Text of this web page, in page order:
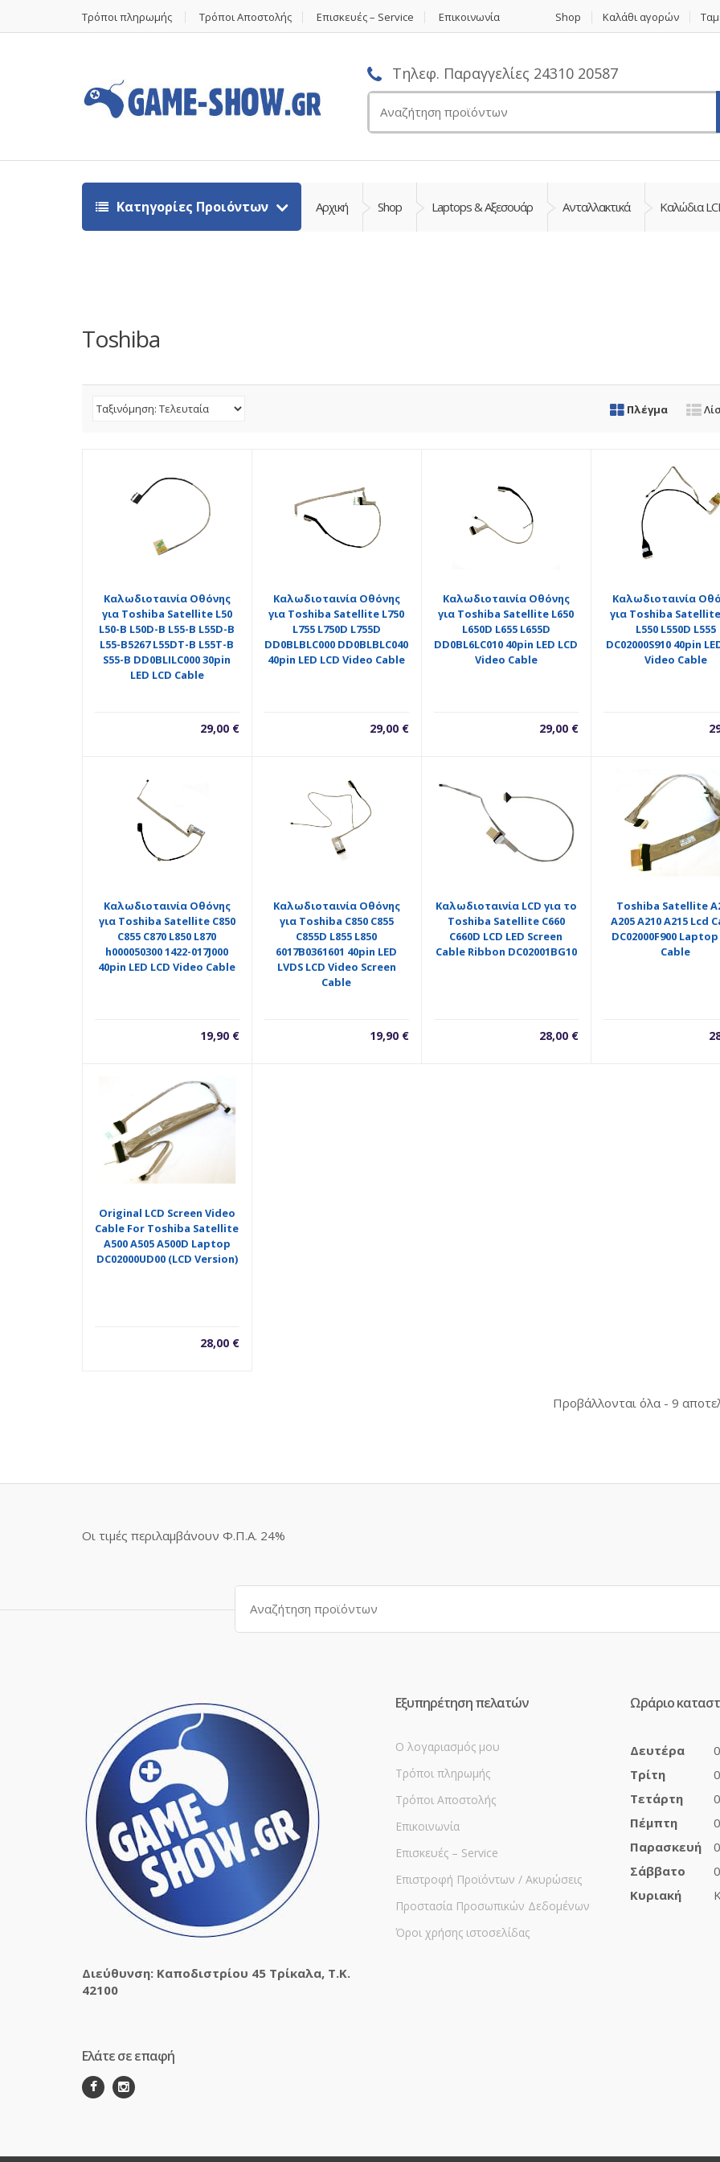
Τρόποι πληρωμής Τρόποι Αποστολής Επισκευές – Service Επικοινωνία Shop Καλάθι αγορών
Τηλεφ. Παραγγελίες 24310 20587
για:
Κατηγορίες Προιόντων Αρχική Shop Laptops & Αξεσουάρ Ανταλλακτικά Καλώδια
Toshiba
Πλέγμα
Καλωδιοταινία Οθόνης
για Toshiba Satellite L50
L50-B L50D-B L55-B L55D-B
L55-B5267 L55DT-B L55T-B
S55-B DD0BLILC000 30pin
LED LCD Cable
29,00 €
Καλωδιοταινία Oθόνης
για Toshiba Satellite L750
L755 L750D L755D
DD0BLBLC000 DD0BLBLC040
40pin LED LCD Video Cable
29,00 €
Καλωδιοταινία Oθόνης
για Toshiba Satellite L650
L650D L655 L655D
DD0BL6LC010 40pin LED LCD
Video Cable
29,00 €
Καλωδιοταινία
για Toshiba
L550 L550D L555
DC02000S910 40pin
Video Cable
Καλωδιοταινία Oθόνης
για Toshiba Satellite C850
C855 C870 L850 L870
h000050300 1422-017J000
40pin LED LCD Video Cable
19,90 €
Καλωδιοταινία Oθόνης
για Toshiba C850 C855
C855D L855 L850
6017B0361601 40pin LED
LVDS LCD Video Screen
Cable
19,90 €
Καλωδιοταινία LCD για το
Toshiba Satellite C660
C660D LCD LED Screen
Cable Ribbon DC02001BG10
28,00 €
Toshiba Satellite
A205 A210 A215 Lcd
DC02000F900
Cable
Original LCD Screen Video
Cable For Toshiba Satellite
A500 A505 A500D Laptop
DC02000UD00 (LCD Version)
28,00 €
Προβάλλονται όλα - 9
Οι τιμές περιλαμβάνουν Φ.Π.Α. 24%
Αναζήτηση
για:
Διεύθυνση: Καποδιστρίου 45 Τρίκαλα, Τ.Κ.
42100
Ελάτε σε επαφή
Εξυπηρέτηση πελατών
Ο λογαριασμός μου
Τρόποι πληρωμής
Τρόποι Αποστολής
Επικοινωνία
Επισκευές – Service
Επιστροφή Προϊόντων / Ακυρώσεις
Προστασία Προσωπικών Δεδομένων
Όροι χρήσης ιστοσελίδας
Ωράριο
Δευτέρα
Τρίτη
Τετάρτη
Πέμπτη
Παρασκευή
Σάββατο
Κυριακή